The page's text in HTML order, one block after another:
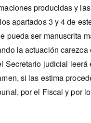
producidas y
apartados 3 y 4 de
pueda ser manuscrita
la actuación
Secretario judicial
si las estima
por el Fiscal y por